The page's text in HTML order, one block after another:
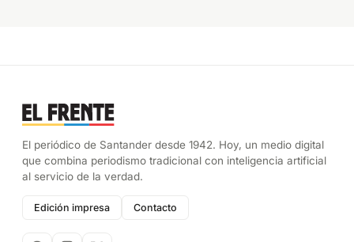
El periódico de Santander desde 1942. Hoy, un medio digital
que combina periodismo tradicional con inteligencia artificial
al servicio de la verdad.
Edición impresa Contacto